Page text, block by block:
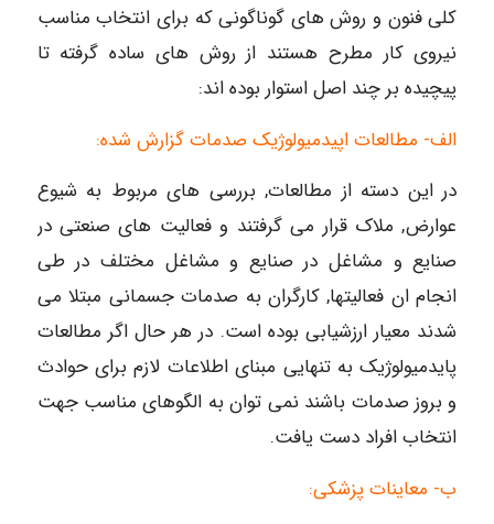
کلی فنون و روش های گوناگونی که برای انتخاب مناسب
نیروی کار مطرح هستند از روش های ساده گرفته تا
پیچیده بر چند اصل استوار بوده اند:
الف- مطالعات اپیدمیولوژیک صدمات گزارش شده:
در این دسته از مطالعات, بررسی های مربوط به شیوع
عوارض, ملاک قرار می گرفتند و فعالیت های صنعتی در
صنایع و مشاغل در صنایع و مشاغل مختلف در طی
انجام ان فعالیتها, کارگران به صدمات جسمانی مبتلا می
شدند معیار ارزشیابی بوده است. در هر حال اگر مطالعات
پایدمیولوژیک به تنهایی مبنای اطلاعات لازم برای حوادث
و بروز صدمات باشند نمی توان به الگوهای مناسب جهت
انتخاب افراد دست یافت.
ب- معاینات پزشکی: